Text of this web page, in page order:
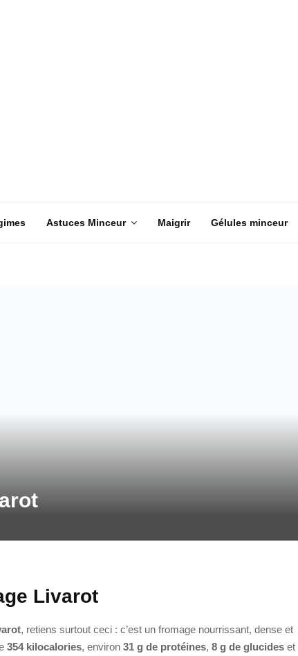
Astuces Minceur Maigrir Gélules minceur
Livarot
, retiens surtout ceci : c’est un fromage nourrissant, dense et
354 kilocalories, environ 31 g de protéines, 8 g de glucides et